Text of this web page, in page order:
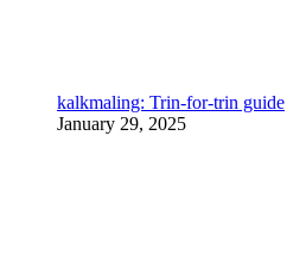
kalkmaling: Trin-for-trin guide
January 29, 2025